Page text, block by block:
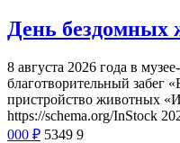
День бездомных
8 августа 2026 года в
благотворительный забег
пристройство животных
https://schema.org/InStock
000 ₽ 5349 9